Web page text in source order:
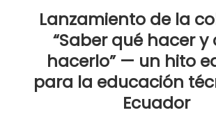
Lanzamiento de la
“Saber qué hacer y
hacerlo” — un hito
para la educación
Ecuador